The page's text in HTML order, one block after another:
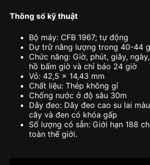
Thông số kỹ thuật
Bộ máy: CFB 1967; tự động
Dự trữ năng lượng trong 40-44
Chức năng: Giờ, phút, giây,
hồ bấm giờ và chỉ báo 24 giờ
Vỏ: 42,5 x 14,43 mm
Chất liệu: Thép không gỉ
Chống nước ở độ sâu 30m
Dây đeo: Dây đeo cao su lai
cây và đen có khóa gấp
Số lượng có sẵn: Giới hạn 188
toàn thế giới.